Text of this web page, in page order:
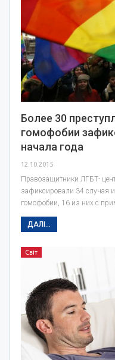
Более 30
гомофобии
начала года
12.10.2015
Правозащитники ЛГБТ-
зафиксировали 34 случая
гомофобии, 16 из них с
ДАЛІ...
Світ